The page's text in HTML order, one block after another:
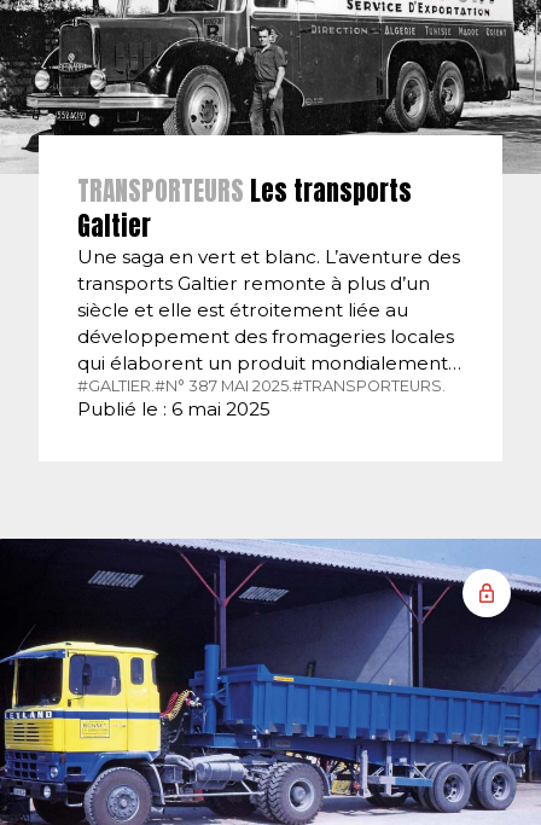
TRANSPORTEURS Les transports
Galtier
Une saga en vert et blanc. L’aventure des
transports Galtier remonte à plus d’un
siècle et elle est étroitement liée au
développement des fromageries locales
qui élaborent un produit mondialement…
#GALTIER.#N° 387 MAI 2025.#TRANSPORTEURS.
Publié le : 6 mai 2025